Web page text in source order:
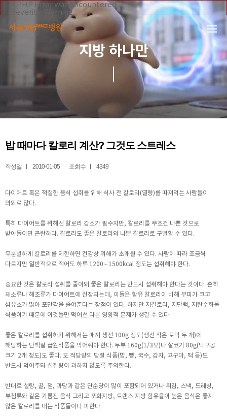
A PHP Error was encountered
Severity: Warning
Message: Invalid argument supplied for foreach()
Filename: _inc/header_body.php
Line Number: 108
/home/suction/public_html/application/views/mobile/
Line: 108
Function: _error_handler
/home/suction/public_html/application/views/mobile/
Function: include
File:
/home/suction/public_html/application/core/
File:
/home/suction/public_html/application/controllers/
Function: view_print
File: /home/suction/public_html/index.php
Line: 327
Function: require_once
본문 바로가기
지방 하나만
밥 때마다 칼로리 계산? 그것도 스트레스
작성일 2010-01-05 조회수 4349
다이어트 혹은 적절한 음식 섭취를 위해 식사 전 칼로리(열량)를 따져먹는 사람들이
의외로 많다.
특히 다이어트를 위해선 칼로리 감소가 필수지만, 칼로리를 무조건 나쁜 것으로
받아들이면 곤란하다. 칼로리도 좋은 칼로리와 나쁜 칼로리로 구별할 수 있다.
무분별하게 칼로리를 제한하면 건강상 위해가 초래될 수 있다. 사람에 따라 조금씩
다르지만 일반적으로 적어도 하루 1200∼1500kcal 정도는 섭취해야 한다.
중요한 것은 칼로리 섭취를 줄이돼 좋은 칼로리는 반드시 섭취해야 한다는 것이다. 흔히
채소류나 해조류가 다이어트에 권장되는데, 이들은 함유 칼로리에 비해 부피가 크고
섬유소가 많아 포만감을 줄여준다는 장점이 있다. 하지만 저칼로리, 저단백, 저탄수화물
식품이기 때문에 이것들만 먹어선 다른 영양적 문제가 생길 수 있다.
좋은 칼로리를 섭취하기 위해서는 매끼 생선 100g 정도(생선 작은 토막 두 개)에
해당하는 단백질 급원식품을 먹어줘야 한다. 두부 160g(1/3모)나 살코기 80g(탁구공
크기 2개 정도)도 좋다. 또 적당량의 당질 식품(밥, 빵, 국수, 감자, 고구마, 떡 등)도
반드시 먹어주되 섭취량이 과하지 않도록 주의한다.
반대로 설탕, 꿀, 잼, 과당과 같은 단순당이 많이 포함되어 있거나 튀김, 스낵, 드레싱,
부침류와 같은 기름진 음식 그리고 포화지방, 트랜스 지방 함유율이 높은 음식은 좋지
않은 칼로리를 내는 식품들이니 피한다.